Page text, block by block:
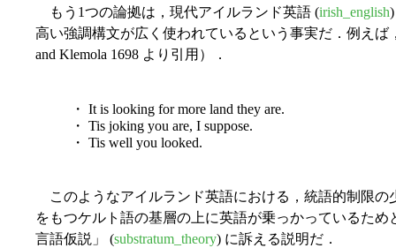
もう1つの論拠は，現代アイルランド英語 (irish_english
高い強調構文が広く使われているという事実だ．例えば
and Klemola 1698 より引用）．
・ It is looking for more land they are.
・ Tis joking you are, I suppose.
・ Tis well you looked.
このようなアイルランド英語における，統語的制限の
をもつケルト語の基層の上に英語が乗っかっているた
言語仮説」 (substratum_theory) に訴える説明だ．